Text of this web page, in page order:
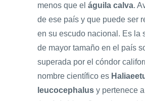
menos que el águila calva.
de ese país y que puede ser
en su escudo nacional. Es la
de mayor tamaño en el país
superada por el cóndor
nombre científico es
leucocephalus y pertenece